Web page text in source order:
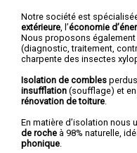
Notre société est
extérieure, l’économie
Nous proposons
(diagnostic, traitement,
charpente des insectes
Isolation de combles
insufflation (soufflage) et
rénovation de toiture.
En matière d’isolation nous
de roche à 98% naturelle,
phonique.